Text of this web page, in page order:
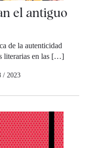
el antiguo
de la autenticidad
literarias en las […]
/ 2023